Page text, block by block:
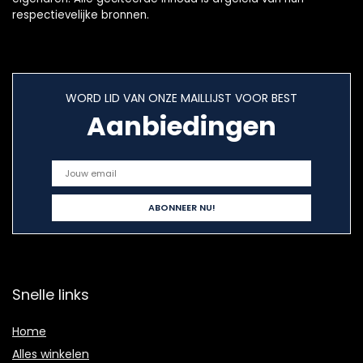
respectievelijke bronnen.
WORD LID VAN ONZE MAILLIJST VOOR BEST
Aanbiedingen
Snelle links
Home
Alles winkelen